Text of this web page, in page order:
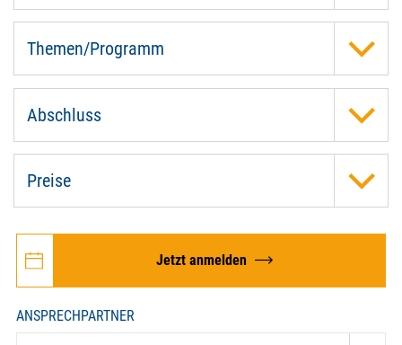
Themen/Programm
Abschluss
Preise
Jetzt anmelden
ANSPRECHPARTNER